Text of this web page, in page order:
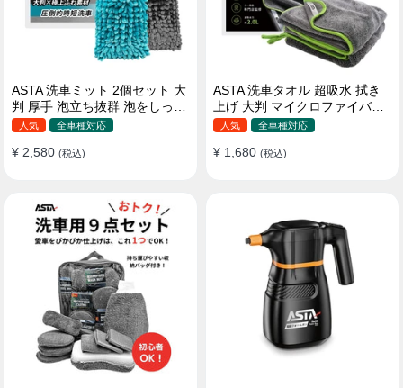
ASTA 洗車ミット 2個セット 大
判 厚手 泡立ち抜群 泡をしっか
りキープ 洗車スポンジ マイ
傷つきにくい ボディ ガラス ホ
人気 全車種対応
¥ 2,580 (税込)
ASTA 洗車タオル 超吸水 拭き
上げ 大判 マイクロファイバー
クロス プロ仕様 水拭き 窓拭き
ない 撥水 厚手 両面 大型 洗車
人気 全車種対応
¥ 1,680 (税込)